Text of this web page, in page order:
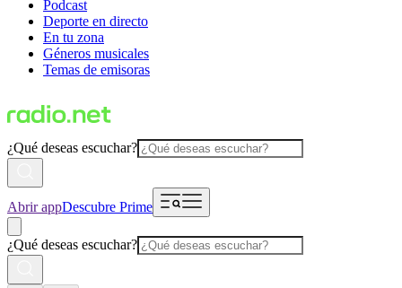
Podcast
Deporte en directo
En tu zona
Géneros musicales
Temas de emisoras
¿Qué deseas escuchar?
Abrir appDescubre Prime
¿Qué deseas escuchar?